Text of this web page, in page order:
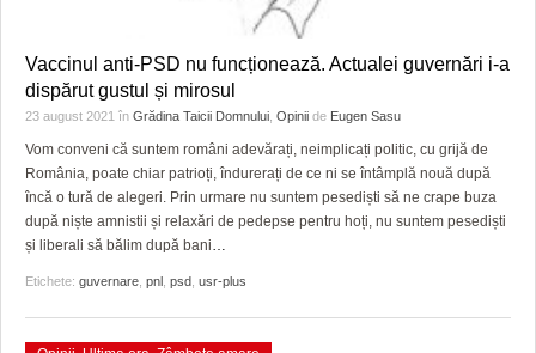
Vaccinul anti-PSD nu funcționează. Actualei guvernări i-a
dispărut gustul și mirosul
23 august 2021 în Grădina Taicii Domnului Opinii de Eugen Sasu
Vom conveni că suntem români adevărați, neimplicați politic, cu grijă de
România, poate chiar patrioți, îndurerați de ce ni se întâmplă nouă după
încă o tură de alegeri. Prin urmare nu suntem pesediști să ne crape buza
după niște amnistii și relaxări de pedepse pentru hoți, nu suntem pesediști
și liberali să bălim după bani…
Etichete: guvernare pnl psd usr-plus